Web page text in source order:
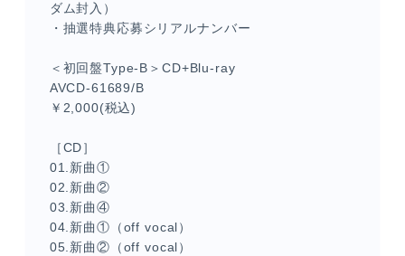
ダム封入）
・抽選特典応募シリアルナンバー
＜初回盤Type-B＞CD+Blu-ray
AVCD-61689/B
￥2,000(税込)
［CD］
01.新曲①
02.新曲②
03.新曲④
04.新曲①（off vocal）
05.新曲②（off vocal）